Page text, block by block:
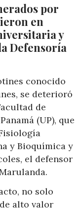
por
en
y
Defensoría
conocido
se deterioró
de
(UP), que
y Bioquímica y
el defensor
no solo
alto valor